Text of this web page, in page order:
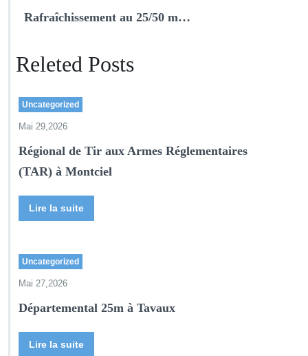
Rafraîchissement au 25/50 m…
Releted Posts
Uncategorized
Mai 29,2026
Régional de Tir aux Armes Réglementaires
(TAR) à Montciel
Lire la suite
Uncategorized
Mai 27,2026
Départemental 25m à Tavaux
Lire la suite